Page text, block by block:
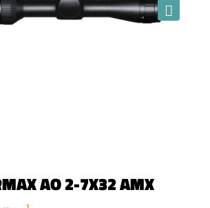
AO 2-7X32 AMX